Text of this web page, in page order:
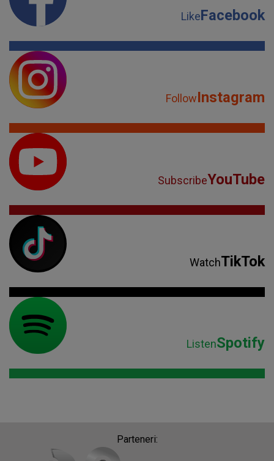
LikeFacebook
FollowInstagram
SubscribeYouTube
WatchTikTok
ListenSpotify
Parteneri: